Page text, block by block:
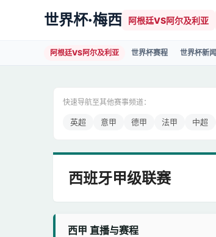
世界杯·梅西 阿根廷VS阿尔及利亚
阿根廷VS阿尔及利亚 世界杯赛程 世界杯新闻
快速导航至其他赛事频道：
英超 意甲 德甲 法甲 中超
西班牙甲级联赛
西甲 直播与赛程